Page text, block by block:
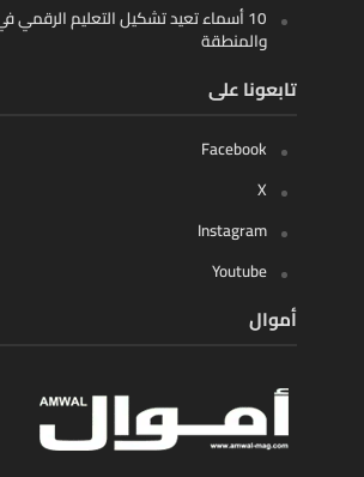
10 أسماء تعيد تشكيل التعليم الرقمي
والمنطقة
تابعونا على
Facebook
X
Instagram
Youtube
أموال